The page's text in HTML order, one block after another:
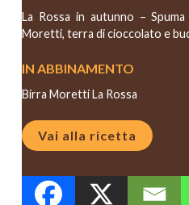
La Rossa in autunno –
Moretti, terra di cioccolato e
IN ABBINAMENTO
Birra Moretti La Rossa
Vai alla ricetta